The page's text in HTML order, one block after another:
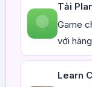
Tải
Game
với
Learn